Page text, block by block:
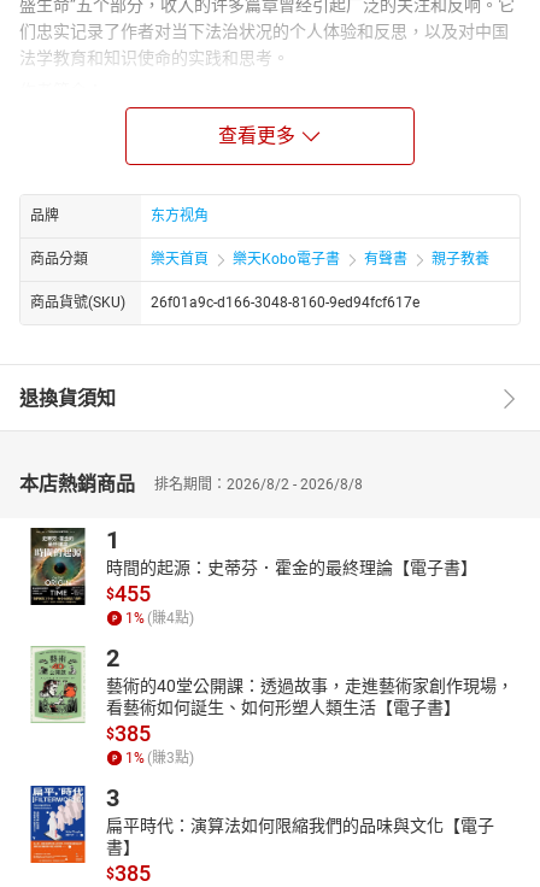
盛生命”五个部分，收入的许多篇章曾经引起广泛的关注和反响。它
们忠实记录了作者对当下法治状况的个人体验和反思，以及对中国
法学教育和知识使命的实践和思考。
谌洪果，四川西昌人，北大法学博士，西北政法大学副教授。著有
《哈特的法律实证主义：一种思想关系的视角》，译著《司法审查
实用主义》。普通公民、普通法律人和普通教师，光荣荆棘路上的
执著行走者，守望幸福的人。
查看更多
品牌 东方视角
商品分類 樂天首頁 樂天Kobo電子書 有聲書 親子教養
商品貨號(SKU) 26f01a9c-d166-3048-8160-9ed94fcf617e
退換貨須知
本店熱銷商品 排名期間：2026/8/2 - 2026/8/8
1
時間的起源：史蒂芬．霍金的最終理論【電子書】
$455
1 % (賺4點)
2
藝術的40堂公開課：透過故事，走進藝術家創作現場，
看藝術如何誕生、如何形塑人類生活【電子書】
$385
1 % (賺3點)
3
扁平時代：演算法如何限縮我們的品味與文化【電子
書】
$385